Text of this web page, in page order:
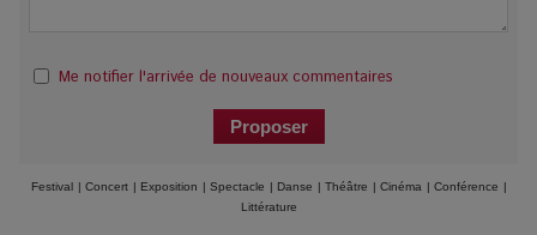
Me notifier l'arrivée de nouveaux commentaires
Festival | Concert | Exposition | Spectacle | Danse | Théâtre | Cinéma | Conférence |
Littérature